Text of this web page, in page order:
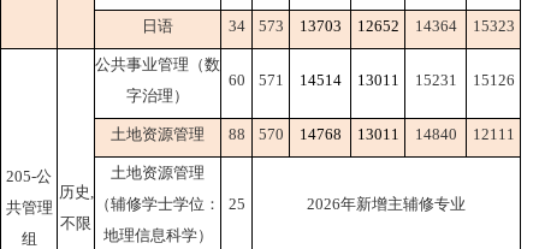
日语 34 573 13703 12652 14364 15323
205-公
共管理
组
历史,
不限
公共事业管理（数
字治理）
60 571 14514 13011 15231 15126
土地资源管理 88 570 14768 13011 14840 12111
土地资源管理
（辅修学士学位：
地理信息科学）
25 2026年新增主辅修专业